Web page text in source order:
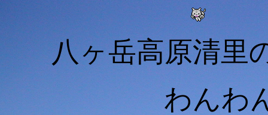
八ヶ岳高原清里
わんわ